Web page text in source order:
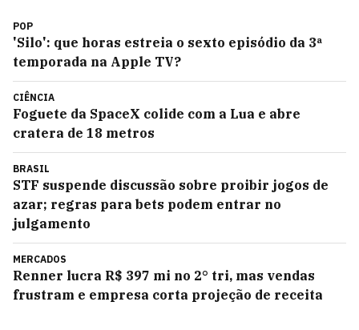
POP
'Silo': que horas estreia o sexto episódio da 3ª
temporada na Apple TV?
CIÊNCIA
Foguete da SpaceX colide com a Lua e abre
cratera de 18 metros
BRASIL
STF suspende discussão sobre proibir jogos de
azar; regras para bets podem entrar no
julgamento
MERCADOS
Renner lucra R$ 397 mi no 2° tri, mas vendas
frustram e empresa corta projeção de receita